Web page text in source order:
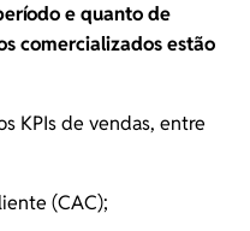
e quanto de
comercializados estão
KPIs de vendas, entre
(CAC);